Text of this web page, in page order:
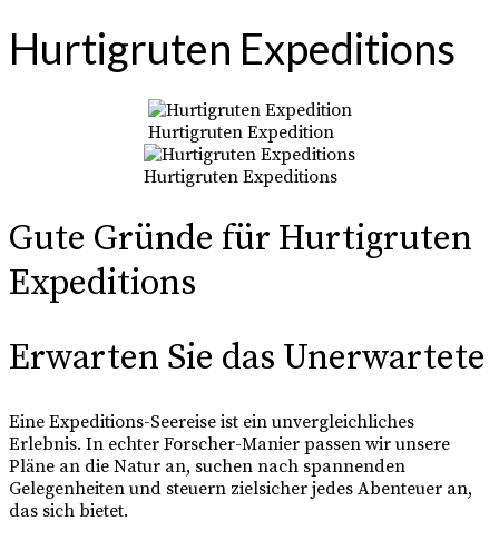
Hurtigruten Expeditions
Hurtigruten Expedition
Hurtigruten Expeditions
Gute Gründe für Hurtigruten
Expeditions
Erwarten Sie das Unerwartete
Eine Expeditions-Seereise ist ein unvergleichliches
Erlebnis. In echter Forscher-Manier passen wir unsere
Pläne an die Natur an, suchen nach spannenden
Gelegenheiten und steuern zielsicher jedes Abenteuer an,
das sich bietet.